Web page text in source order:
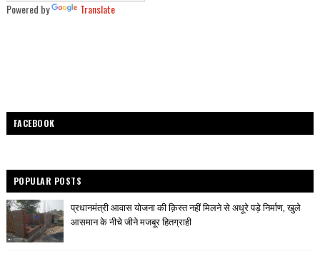
Powered by Translate
FACEBOOK
POPULAR POSTS
प्रधानमंत्री आवास योजना की क़िस्त नहीं मिलने से अधूरे पड़े निर्माण, खुले
आसमान के नीचे जीने मजबूर हितग्राही